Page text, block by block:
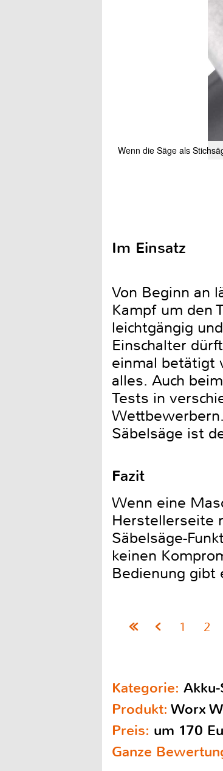
Wenn die Säge als
Im Einsatz
Von Beginn an
Kampf um den
leichtgängig
Einschalter
einmal betätigt
alles. Auch
Tests in
Säbelsäge ist
Fazit
Wenn eine
Herstellerseite
Säbelsäge-
keinen
Bedienung gibt
1 2
Kategorie:
Produkt:Worx
Preis: um 170
Ganze